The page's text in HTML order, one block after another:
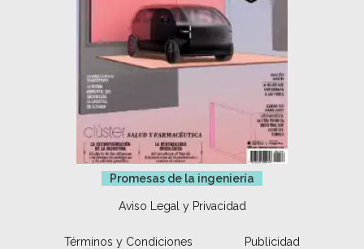
Promesas de la ingeniería
Aviso Legal y Privacidad
Términos y Condiciones Publicidad